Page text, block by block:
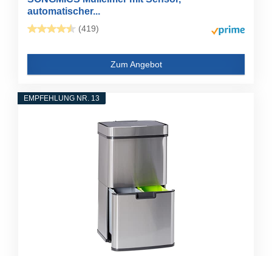
automatischer...
(419)
Zum Angebot
EMPFEHLUNG NR. 13